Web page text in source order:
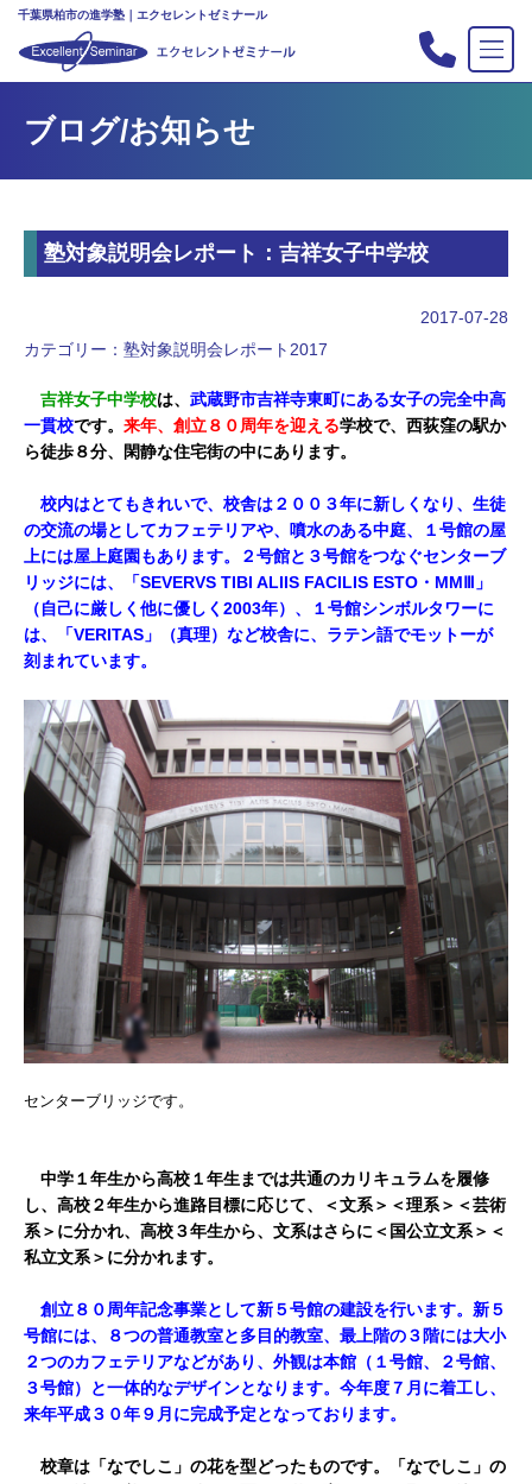
千葉県柏市の進学塾｜エクセレントゼミナール
塾の紹介
合格実績
入会案内
教室案内
私立中高リンク集
お問い合わせ
ブログ/お知らせ
塾対象説明会レポート：吉祥女子中学校
2017-07-28
カテゴリー： 塾対象説明会レポート2017
吉祥女子中学校は、 武蔵野市吉祥寺東町にある女子の完全中高
一貫校です。 来年、創立８０周年を迎える学校で、西荻窪の駅か
ら徒歩８分、閑静な住宅街の中にあります。
校内はとてもきれいで、校舎は２００３年に新しくなり、生徒
の交流の場としてカフェテリアや、噴水のある中庭、１号館の屋
上には屋上庭園もあります。２号館と３号館をつなぐセンターブ
リッジには、「SEVERVS TIBI ALIIS FACILIS ESTO・MMⅢ」
（自己に厳しく他に優しく2003年）、１号館シンボルタワーに
は、「VERITAS」（真理）など校舎に、ラテン語でモットーが
刻まれています。
センターブリッジです。
中学１年生から高校１年生までは共通のカリキュラムを履修
し、高校２年生から進路目標に応じて、＜文系＞＜理系＞＜芸術
系＞に分かれ、高校３年生から、文系はさらに＜国公立文系＞＜
私立文系＞に分かれます。
創立８０周年記念事業として新５号館の建設を行います。新５
号館には、８つの普通教室と多目的教室、最上階の３階には大小
２つのカフェテリアなどがあり、外観は本館（１号館、２号館、
３号館）と一体的なデザインとなります。今年度７月に着工し、
来年平成３０年９月に完成予定となっております。
校章は「なでしこ」の花を型どったものです。「なでしこ」の